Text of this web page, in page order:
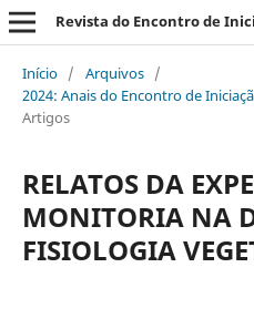
Revista do Encontro de
Início / Arquivos /
2024: Anais do Encontro de
Artigos
RELATOS DA
MONITORIA NA
FISIOLOGIA